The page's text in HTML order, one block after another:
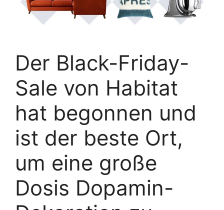
Der Black-Friday-
Sale von Habitat
hat begonnen und
ist der beste Ort,
um eine große
Dosis Dopamin-